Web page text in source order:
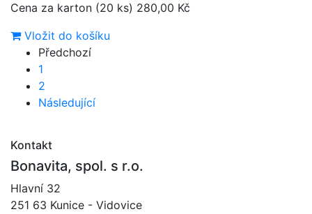
Cena za karton (20 ks) 280,00 Kč
Vložit do košíku
Předchozí
1
2
Následující
Kontakt
Bonavita, spol. s r.o.
Hlavní 32
251 63 Kunice - Vidovice